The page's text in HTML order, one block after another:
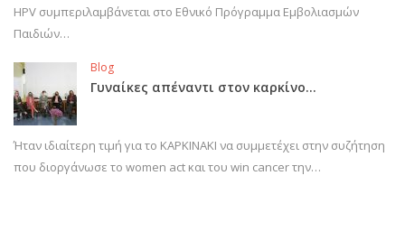
HPV συμπεριλαμβάνεται στο Εθνικό Πρόγραμμα Εμβολιασμών
Παιδιών…
Blog
Γυναίκες απέναντι στον καρκίνο…
Ήταν ιδιαίτερη τιμή για το ΚΑΡΚΙΝΑΚΙ να συμμετέχει στην συζήτηση
που διοργάνωσε το women act και του win cancer την…